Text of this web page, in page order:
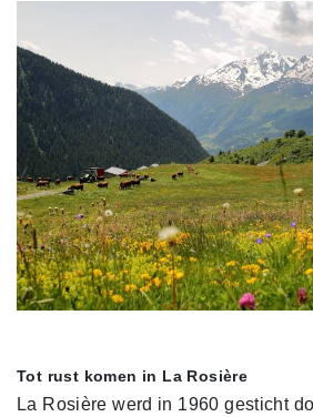
Tot rust komen in La Rosière
La Rosière werd in 1960 gesticht